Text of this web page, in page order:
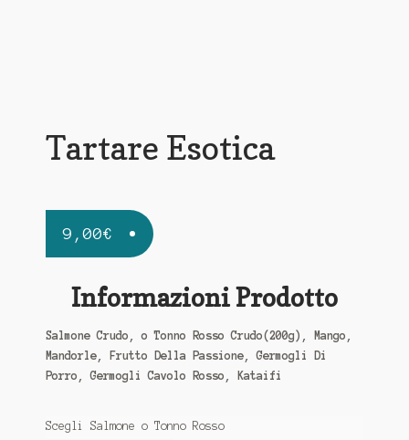
Tartare Esotica
9,00€
Informazioni Prodotto
Salmone Crudo, o Tonno Rosso Crudo(200g), Mango,
Mandorle, Frutto Della Passione, Germogli Di
Porro, Germogli Cavolo Rosso, Kataifi
Scegli Salmone o Tonno Rosso